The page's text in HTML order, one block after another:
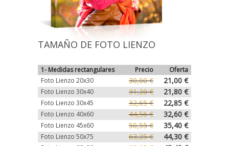
TAMAÑO DE FOTO LIENZO
1- Medidas rectangulares Precio
Oferta
Foto Lienzo 20x30
30,00 € 21,00 €
Foto Lienzo 30x40 31,20 € 21,80 €
Foto Lienzo 30x45 32,65 € 22,85 €
Foto Lienzo 40x60 44,56 € 32,60 €
Foto Lienzo 45x60 50,55 € 35,40 €
Foto Lienzo 50x75 63,25 € 44,30 €